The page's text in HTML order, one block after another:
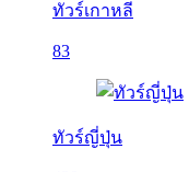
ทัวร์เกาหลี
83
ทัวร์ญี่ปุ่น